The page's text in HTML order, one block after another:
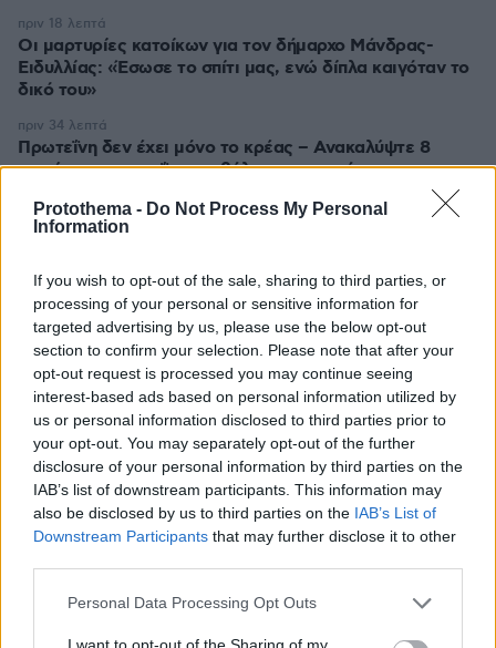
Protothema - Do Not Process My Personal
Information
If you wish to opt-out of the sale, sharing to third parties, or
processing of your personal or sensitive information for
targeted advertising by us, please use the below opt-out
section to confirm your selection. Please note that after your
opt-out request is processed you may continue seeing
interest-based ads based on personal information utilized by
us or personal information disclosed to third parties prior to
your opt-out. You may separately opt-out of the further
disclosure of your personal information by third parties on the
IAB’s list of downstream participants. This information may
also be disclosed by us to third parties on the IAB’s List of
Downstream Participants that may further disclose it to other
Please note that this website/app uses one or more Google
not limited to your visit or usage behaviour. You may click to
Personal Data Processing Opt Outs
I want to opt-out of the Sharing of my
Οι μαρτυρίες κατοίκων για τον δήμαρχο Μάνδρας-
Ειδυλλίας: «Έσωσε το σπίτι μας, ενώ δίπλα καιγόταν το
δικό του»
πριν 18 λεπτά
Πρωτεΐνη δεν έχει μόνο το κρέας – Ανακαλύψτε 8
φρούτα με πρωτεΐνη και βάλτε τα στο πιάτο σας
πριν 34 λεπτά
Αυτά τα τρία ζώδια προσελκύουν σημαντική οικονομική
πριν 35 λεπτά
Στις φλόγες διυλιστήριο πετρελαίου στο Κρασνοντάρ
της Ρωσίας μετά από ουκρανική επίθεση με drones
πριν 38 λεπτά
Ρούχα και αξεσουάρ από το «Ο Διάβολος φοράει Prada
2» βγαίνουν σε διαδικτυακή δημοπρασία
πριν 41 λεπτά
Zendaya και Tom Holland: Γιόρτασαν τον γάμο τους με
ένα άκρως ιδιωτικό πάρτι στην αγγλική εξοχή
πριν 44 λεπτά